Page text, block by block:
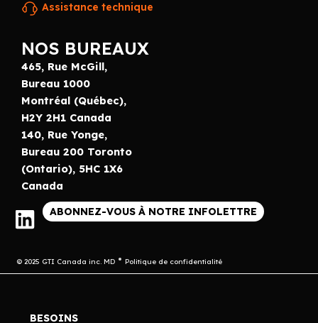
Assistance technique
NOS BUREAUX
465, Rue McGill,
Bureau 1000
Montréal (Québec),
H2Y 2H1 Canada
140, Rue Yonge,
Bureau 200 Toronto
(Ontario), 5HC 1X6
Canada
ABONNEZ-VOUS À NOTRE INFOLETTRE
© 2025 GTI Canada inc. MD Politique de confidentialité
BESOINS